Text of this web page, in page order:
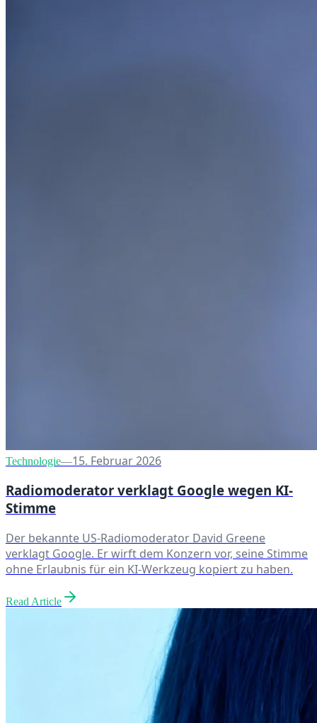
Technologie—15. Februar 2026
Radiomoderator verklagt Google wegen KI-
Stimme
Der bekannte US-Radiomoderator David Greene
verklagt Google. Er wirft dem Konzern vor, seine Stimme
ohne Erlaubnis für ein KI-Werkzeug kopiert zu haben.
Read Article